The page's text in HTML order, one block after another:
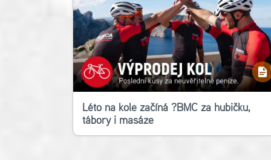
Léto na kole začíná ?‍BMC za hubičku,
tábory i masáže